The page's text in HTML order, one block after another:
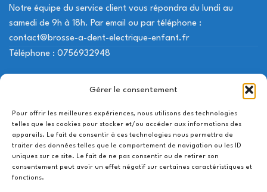
Gérer le consentement
Pour offrir les meilleures expériences, nous utilisons des technologies
telles que les cookies pour stocker et/ou accéder aux informations des
appareils. Le fait de consentir à ces technologies nous permettra de
traiter des données telles que le comportement de navigation ou les ID
uniques sur ce site. Le fait de ne pas consentir ou de retirer son
consentement peut avoir un effet négatif sur certaines caractéristiques et
fonctions.
Notre équipe du service client vous répondra du lundi au
samedi de 9h à 18h. Par email ou par téléphone :
contact@brosse-a-dent-electrique-enfant.fr
Téléphone : 0756932948
Contactez-nous
Suivi de livraison